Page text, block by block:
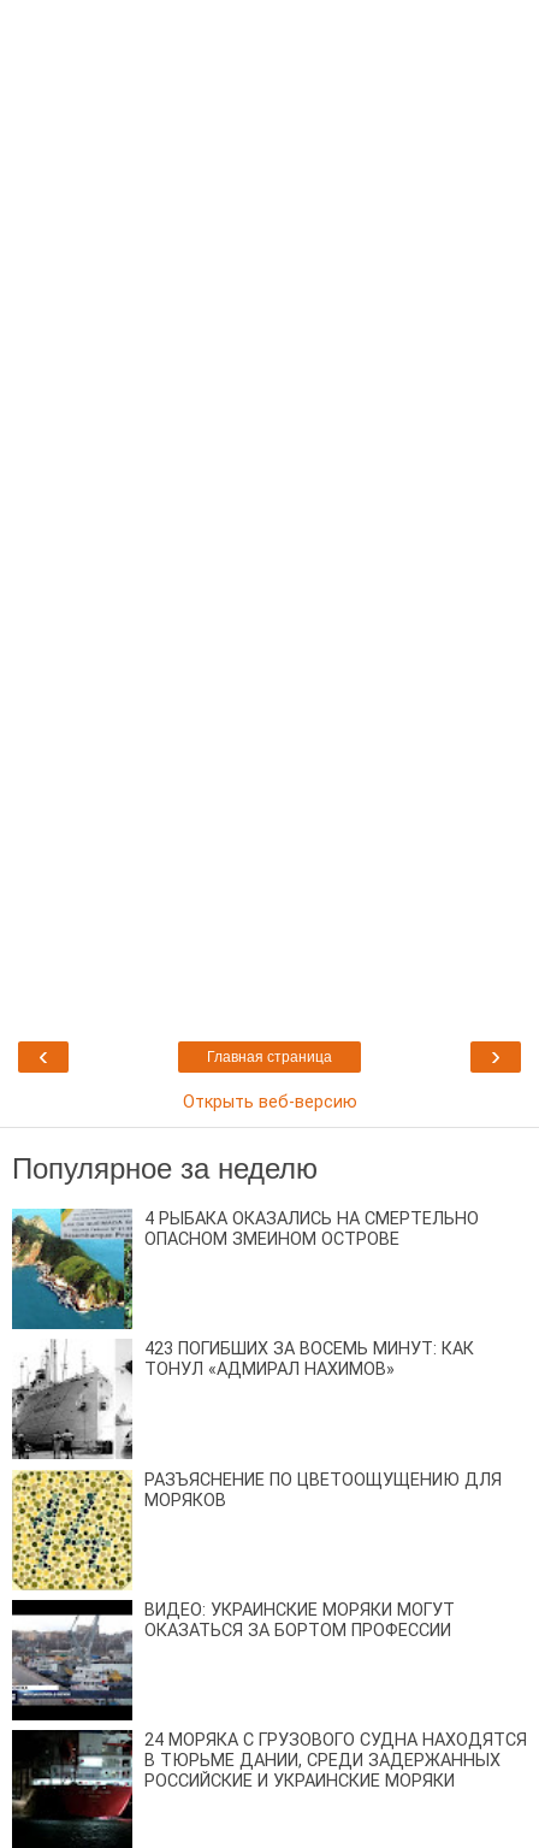
‹ ›
Главная страница
Открыть веб-версию
Популярное за неделю
4 РЫБАКА ОКАЗАЛИСЬ НА СМЕРТЕЛЬНО
ОПАСНОМ ЗМЕИНОМ ОСТРОВЕ
423 ПОГИБШИХ ЗА ВОСЕМЬ МИНУТ: КАК
ТОНУЛ «АДМИРАЛ НАХИМОВ»
РАЗЪЯСНЕНИЕ ПО ЦВЕТООЩУЩЕНИЮ ДЛЯ
МОРЯКОВ
ВИДЕО: УКРАИНСКИЕ МОРЯКИ МОГУТ
ОКАЗАТЬСЯ ЗА БОРТОМ ПРОФЕССИИ
24 МОРЯКА С ГРУЗОВОГО СУДНА НАХОДЯТСЯ
В ТЮРЬМЕ ДАНИИ, СРЕДИ ЗАДЕРЖАННЫХ
РОССИЙСКИЕ И УКРАИНСКИЕ МОРЯКИ